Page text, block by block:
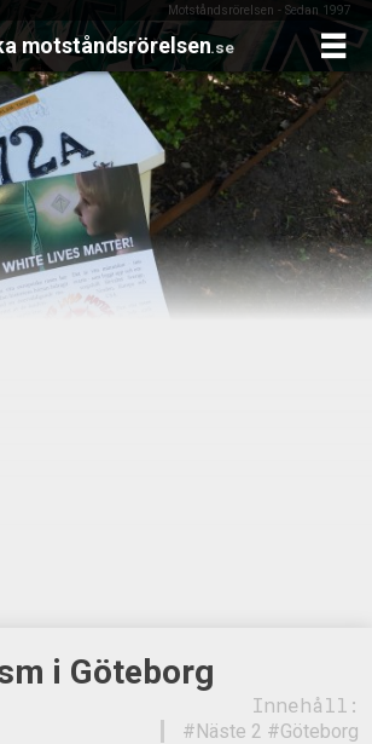
Motståndsrörelsen - Sedan 1997
motståndsrörelsen.se
Skip
content
i Göteborg
Innehåll:
#Näste 2 #Göteborg